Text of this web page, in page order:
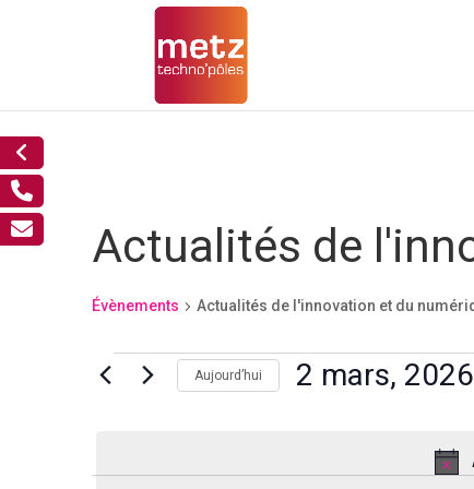
Actualités de
Évènements Actualités de l'innovation et du
Évènements
for
2026
Aujourd’hui 2 mars, 2026